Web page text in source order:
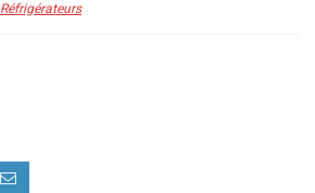
Réfrigérateurs